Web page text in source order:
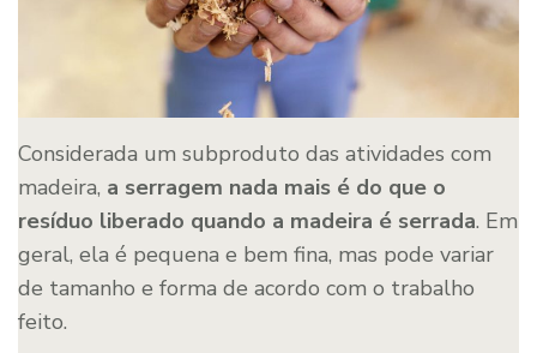
Considerada um subproduto das atividades com
madeira, a serragem nada mais é do que o
resíduo liberado quando a madeira é serrada. Em
geral, ela é pequena e bem fina, mas pode variar
de tamanho e forma de acordo com o trabalho
feito.